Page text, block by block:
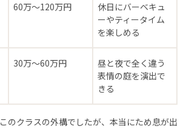
60万〜120万円
休日にバーベキュ
ーやティータイム
を楽しめる
30万〜60万円
昼と夜で全く違う
表情の庭を演出で
きる
のクラスの外構でしたが、本当にため息が出